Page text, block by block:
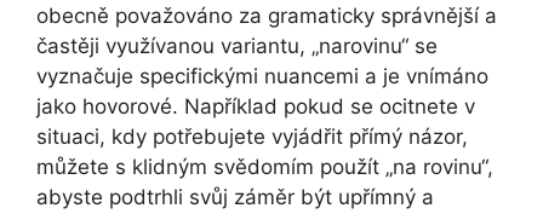
obecně považováno za gramaticky správnější a
častěji využívanou variantu, „narovinu“ se
vyznačuje specifickými nuancemi a je vnímáno
jako hovorové. Například pokud se ocitnete v
situaci, kdy potřebujete vyjádřit přímý názor,
můžete s klidným svědomím použít „na rovinu“,
abyste podtrhli svůj záměr být upřímný a